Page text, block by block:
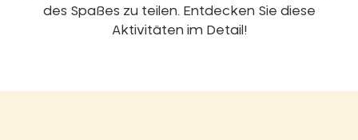
des Spaßes zu teilen. Entdecken Sie diese
Aktivitäten im Detail!